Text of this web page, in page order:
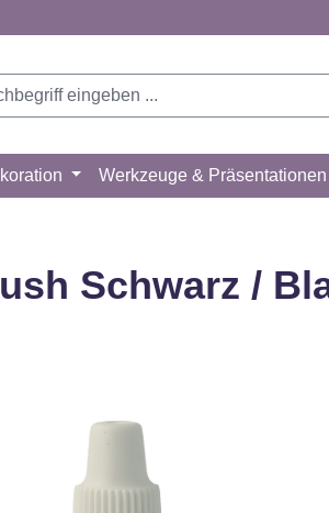
Werkzeuge & Präsentationen
Schwarz /